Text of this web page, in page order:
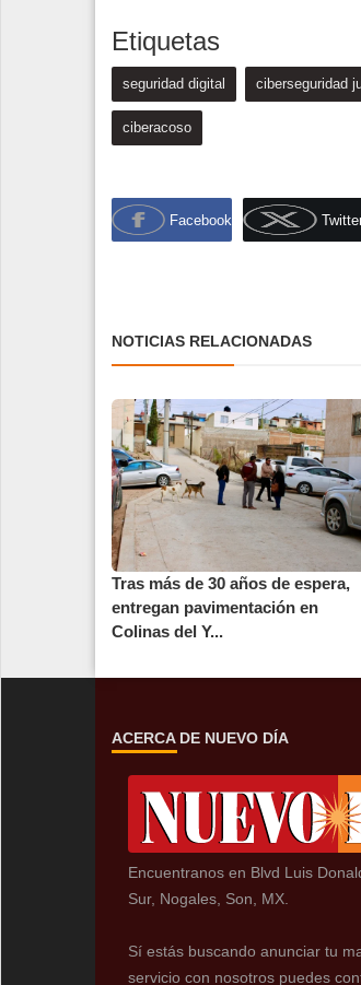
Etiquetas
seguridad digital ciberseguridad
ciberacoso
Facebook
NOTICIAS RELACIONADAS
Tras más de 30 años de espera,
entregan pavimentación en
Colinas del Y...
ACERCA DE NUEVO DÍA
Encuentranos en Blvd Luis
Sur, Nogales, Son, MX.
Sí estás buscando anunciar tu
servicio con nosotros puedes